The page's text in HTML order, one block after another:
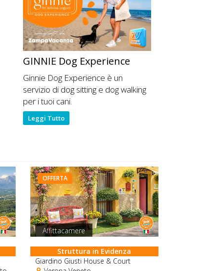
GINNIE Dog Experience
Ginnie Dog Experience è un
servizio di dog sitting e dog walking
per i tuoi cani.
Leggi Tutto
OFFERTA
Affittacamere
Struttura in Evidenza
Giardino Giusti House & Court